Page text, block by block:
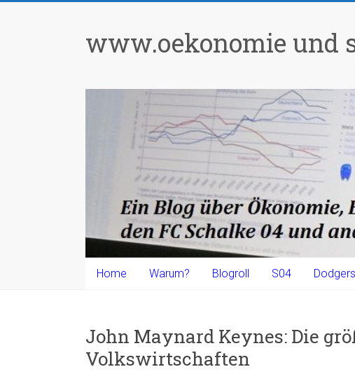
www.oekonomie und
Home Warum? Blogroll S04 Dodgers
John Maynard Keynes: Die
Volkswirtschaften